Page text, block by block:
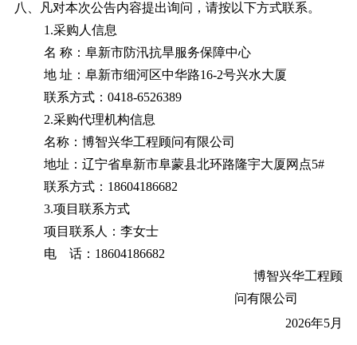
八、凡对本次公告内容提出询问，请按以下方式联系。
1.采购人信息
名 称：阜新市防汛抗旱服务保障中心
地 址：阜新市细河区中华路16-2号兴水大厦
联系方式：0418-6526389
2.采购代理机构信息
名称：博智兴华工程顾问有限公司
地址：辽宁省阜新市阜蒙县北环路隆宇大厦网点5#
联系方式：18604186682
3.项目联系方式
项目联系人：李女士
电 话：18604186682
博智兴华工程顾
问有限公司
2026年5月